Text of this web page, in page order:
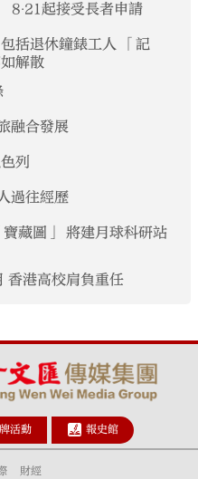
起接受長者申請
括退休鐘錶工人 「記
解散
融合發展
列
過往經歷
藏圖」 將建月球科研站
香港高校肩負重任
活動 報史館
財經